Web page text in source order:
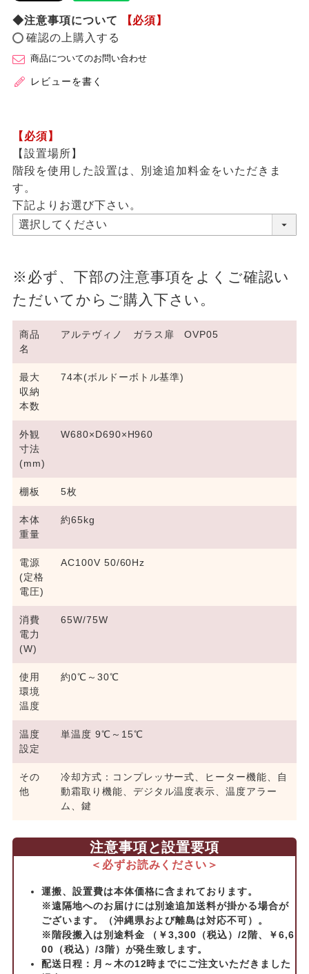
◆注意事項について
【必須】
確認の上購入する
商品についてのお問い合わせ
レビューを書く
【必須】
【設置場所】
階段を使用した設置は、別途追加料金をいただきま
す。
下記よりお選び下さい。
※必ず、下部の注意事項をよくご確認い
ただいてからご購入下さい。
商品
名
アルテヴィノ ガラス扉 OVP05
最大
収納
本数
74本(ボルドーボトル基準)
外観
寸法
(mm)
W680×D690×H960
棚板 5枚
本体
重量
約65kg
電源
(定格
電圧)
AC100V 50/60Hz
消費
電力
(W)
65W/75W
使用
環境
温度
約0℃～30℃
温度
設定
単温度 9℃～15℃
その
他
冷却方式：コンプレッサー式、ヒーター機能、自
動霜取り機能、デジタル温度表示、温度アラー
ム、鍵
注意事項と設置要項
＜必ずお読みください＞
運搬、設置費は本体価格に含まれております。
※遠隔地へのお届けには別途追加送料が掛かる場合が
ございます。（沖縄県および離島は対応不可）。
※階段搬入は別途料金 （￥3,300（税込）/2階、￥6,6
00（税込）/3階）が発生致します。
配送日程：月～木の12時までにご注文いただきました